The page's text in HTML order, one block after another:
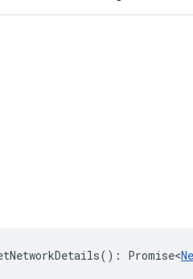
() : Promise<